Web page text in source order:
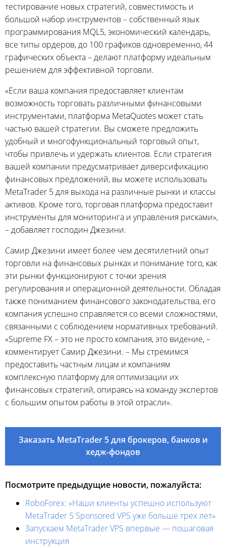
тестирование новых стратегий, совместимость и
большой набор инструментов – собственный язык
программирования MQL5, экономический календарь,
все типы ордеров, до 100 графиков одновременно, 44
графических объекта – делают платформу идеальным
решением для эффективной торговли.
«Если ваша компания предоставляет клиентам
возможность торговать различными финансовыми
инструментами, платформа MetaQuotes может стать
частью вашей стратегии. Вы сможете предложить
удобный и многофункциональный торговый опыт,
чтобы привлечь и удержать клиентов. Если стратегия
вашей компании предусматривает диверсификацию
финансовых предложений, вы можете использовать
MetaTrader 5 для выхода на различные рынки и классы
активов. Кроме того, торговая платформа предоставит
инструменты для мониторинга и управления рисками»,
– добавляет господин Джезини.
Самир Джезини имеет более чем десятилетний опыт
торговли на финансовых рынках и понимание того, как
эти рынки функционируют с точки зрения
регулирования и операционной деятельности. Обладая
также пониманием финансового законодательства, его
компания успешно справляется со всеми сложностями,
связанными с соблюдением нормативных требований.
«Supreme FX – это не просто компания, это видение, –
комментирует Самир Джезини. – Мы стремимся
предоставить частным лицам и компаниям
комплексную платформу для оптимизации их
финансовых стратегий, опираясь на команду экспертов
с большим опытом работы в этой отрасли».
Заказать MetaTrader 5 для брокеров, банков и
хедж-фондов
Посмотрите предыдущие новости, пожалуйста:
RoboForex: «Наши клиенты успешно используют
MetaTrader 5 Sponsored VPS уже больше трех лет»
Запускаем MetaTrader VPS впервые — пошаговая
инструкция